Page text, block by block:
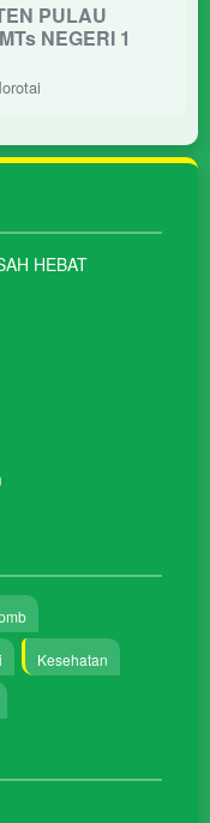
PULAU
NEGERI 1
HEBAT
Kesehatan